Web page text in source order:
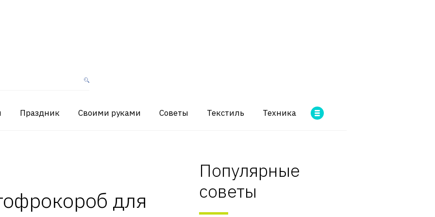
Праздник Своими руками Советы Текстиль Техника
для
Популярные
советы